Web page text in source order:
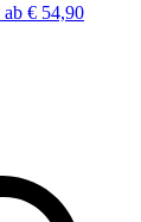
ab € 54,90